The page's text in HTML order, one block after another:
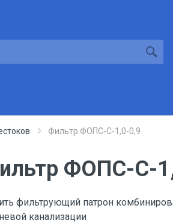
Фильтр ФОПС-С-1,0-0,9
ФОПС-С-
фильтрующий патрон
канализации